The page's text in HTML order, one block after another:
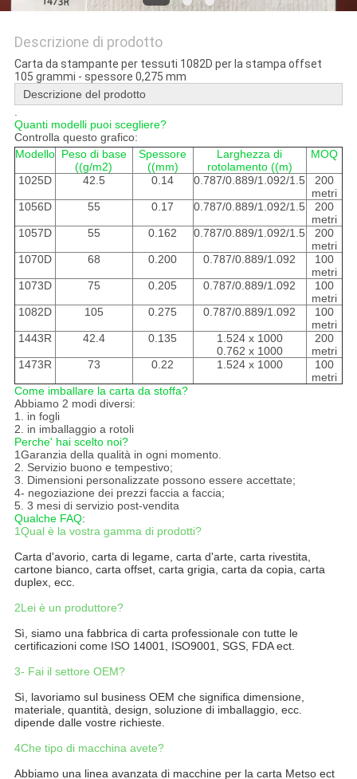
Descrizione di prodotto
Carta da stampante per tessuti 1082D per la stampa offset
105 grammi - spessore 0,275 mm
Descrizione del prodotto
.
Quanti modelli puoi scegliere?
Controlla questo grafico:
Modello Peso di base
((g/m2)
Spessore
((mm)
Larghezza di
rotolamento ((m)
MOQ
1025D 42.5 0.14 0.787/0.889/1.092/1.5
200
metri
1056D
55 0.17 0.787/0.889/1.092/1.5
200
metri
1057D
55 0.162 0.787/0.889/1.092/1.5
200
metri
1070D
68 0.200 0.787/0.889/1.092
100
metri
1073D
75 0.205 0.787/0.889/1.092
100
metri
1082D
105 0.275 0.787/0.889/1.092
100
metri
1443R
42.4 0.135
1.524 x 1000
0.762 x 1000
200
metri
1473R
73 0.22 1.524 x 1000
100
metri
Come imballare la carta da stoffa?
Abbiamo 2 modi diversi:
1. in fogli
2. in imballaggio a rotoli
Perche' hai scelto noi?
1Garanzia della qualità in ogni momento.
2. Servizio buono e tempestivo;
3. Dimensioni personalizzate possono essere accettate;
4- negoziazione dei prezzi faccia a faccia;
5. 3 mesi di servizio post-vendita
Qualche FAQ:
1Qual è la vostra gamma di prodotti?
Carta d'avorio, carta di legame, carta d'arte, carta rivestita,
cartone bianco, carta offset, carta grigia, carta da copia, carta
duplex, ecc.
2Lei è un produttore?
Sì, siamo una fabbrica di carta professionale con tutte le
certificazioni come ISO 14001, ISO9001, SGS, FDA ect.
3- Fai il settore OEM?
Sì, lavoriamo sul business OEM che significa dimensione,
materiale, quantità, design, soluzione di imballaggio, ecc.
dipende dalle vostre richieste.
4Che tipo di macchina avete?
Abbiamo una linea avanzata di macchine per la carta Metso ect